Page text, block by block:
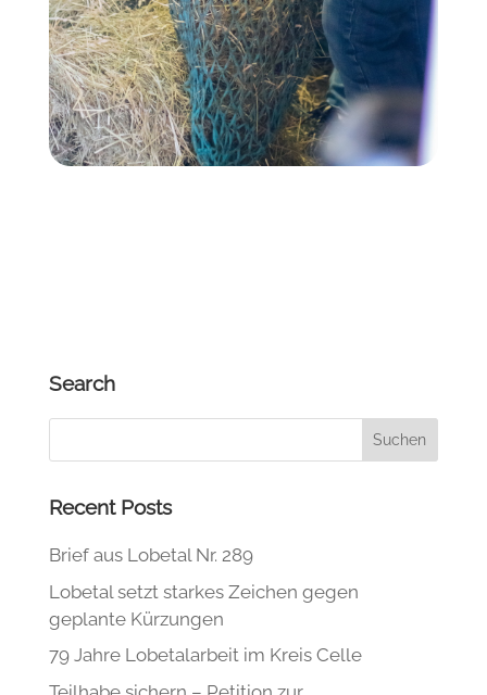
Search
Recent Posts
Brief aus Lobetal Nr. 289
Lobetal setzt starkes Zeichen gegen
geplante Kürzungen
79 Jahre Lobetalarbeit im Kreis Celle